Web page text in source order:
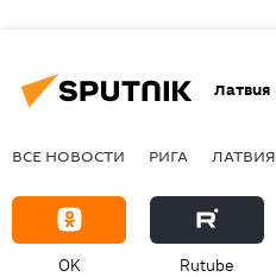
Латвия
ВСЕ НОВОСТИ РИГА ЛАТВИЯ
OK Rutube